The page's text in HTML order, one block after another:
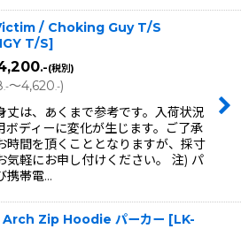
/ Choking Guy T/S
T/S]
.-(税別)
.-～4,620.-)
丈は、あくまで参考です。入荷状況
ボディーに変化が生じます。ご了承
時間を頂くこととなりますが、採寸
気軽にお申し付けください。 注) パ
携帯電…
Zip Hoodie パーカー [LK-